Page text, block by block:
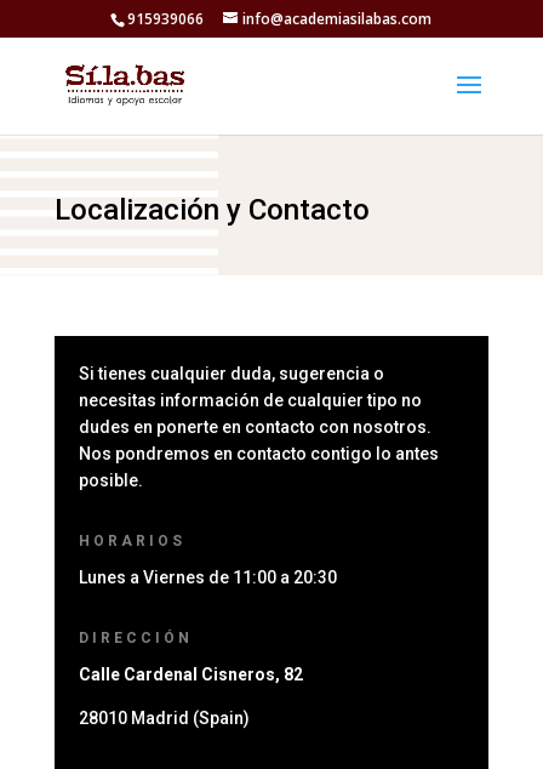
915939066 info@academiasilabas.com
Localización y Contacto
Si tienes cualquier duda, sugerencia o
necesitas información de cualquier tipo no
dudes en ponerte en contacto con nosotros.
Nos pondremos en contacto contigo lo antes
posible.
HORARIOS
Lunes a Viernes de 11:00 a 20:30
DIRECCIÓN
Calle Cardenal Cisneros, 82
28010 Madrid (Spain)